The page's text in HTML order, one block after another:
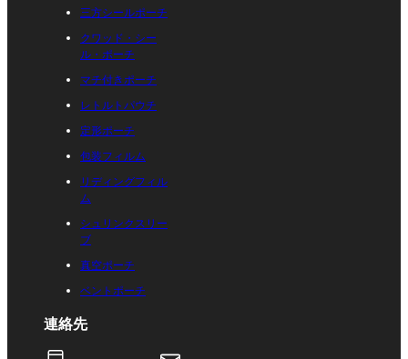
三方シールポーチ
クワッド・シー
ル・ポーチ
マチ付きポーチ
レトルトパウチ
定形ポーチ
包装フィルム
リディングフィル
ム
シュリンクスリー
ブ
真空ポーチ
ベントポーチ
連絡先